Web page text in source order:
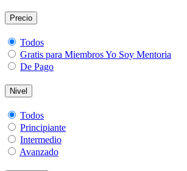
Precio
Todos
Gratis para Miembros Yo Soy Mentoria
De Pago
Nivel
Todos
Principiante
Intermedio
Avanzado